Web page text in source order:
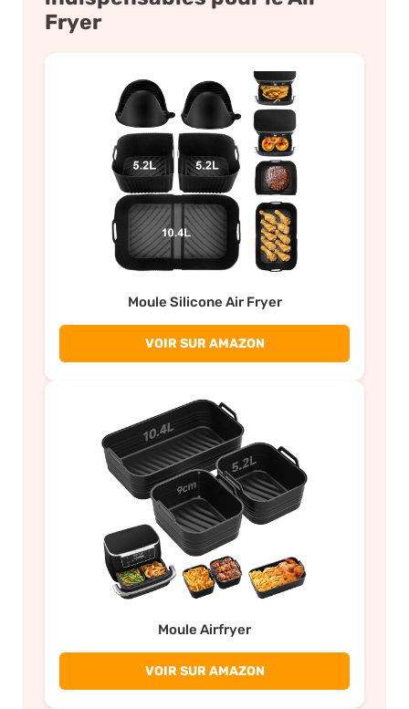
Fryer
Moule Silicone Air Fryer
VOIR SUR AMAZON
Moule Airfryer
VOIR SUR AMAZON